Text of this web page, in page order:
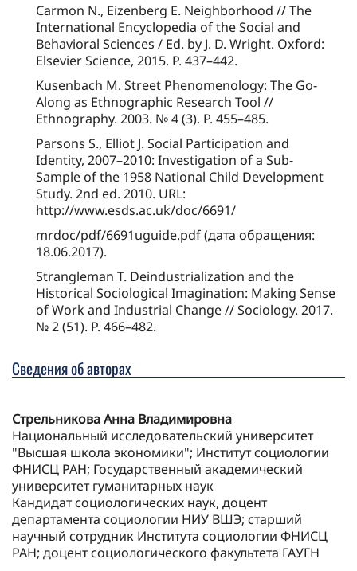
Carmon N., Eizenberg E. Neighborhood // The
International Encyclopedia of the Social and
Behavioral Sciences / Ed. by J. D. Wright. Oxford:
Elsevier Science, 2015. P. 437–442.
Kusenbach M. Street Phenomenology: The Go-
Along as Ethnographic Research Tool //
Ethnography. 2003. № 4 (3). P. 455–485.
Parsons S., Elliot J. Social Participation and
Identity, 2007–2010: Investigation of a Sub-
Sample of the 1958 National Child Development
Study. 2nd ed. 2010. URL:
http://www.esds.ac.uk/doc/6691/
mrdoc/pdf/6691uguide.pdf (дата обращения:
18.06.2017).
Strangleman T. Deindustrialization and the
Historical Sociological Imagination: Making Sense
of Work and Industrial Change // Sociology. 2017.
№ 2 (51). P. 466–482.
Сведения об авторах
Стрельникова Анна Владимировна
Национальный исследовательский университет
"Высшая школа экономики"; Институт социологии
ФНИСЦ РАН; Государственный академический
университет гуманитарных наук
Кандидат социологических наук, доцент
департамента социологии НИУ ВШЭ; старший
научный сотрудник Института социологии ФНИСЦ
РАН; доцент социологического факультета ГАУГН